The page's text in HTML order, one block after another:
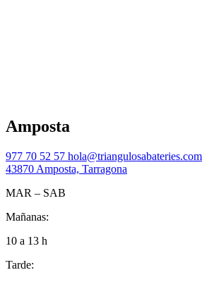
Amposta
977 70 52 57 hola@triangulosabateries.com
43870 Amposta, Tarragona
MAR – SAB
Mañanas:
10 a 13 h
Tarde: